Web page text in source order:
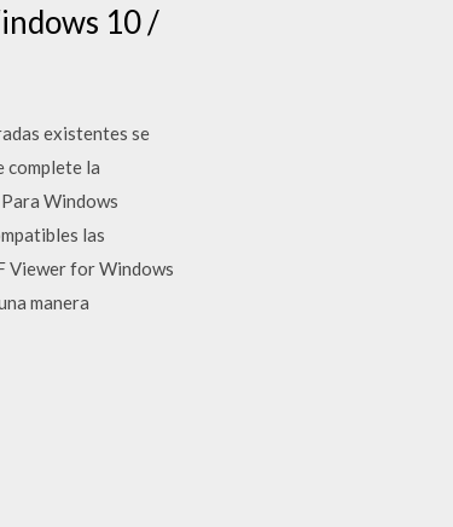
10 /
existentes se
complete la
Windows
las
Viewer for Windows
manera